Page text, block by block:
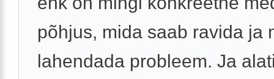
põhjus, mida saab ravida ja
lahendada probleem. Ja